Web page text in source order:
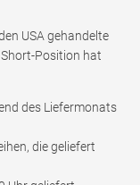
USA gehandelte
Position hat
des Liefermonats
die geliefert